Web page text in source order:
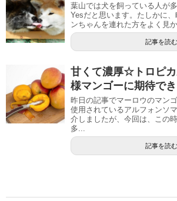
葉山では犬を飼っている人が
Yesだと思います。たしかに
ンちゃんを連れた方をよく見
記事を読む
甘くて濃厚☆トロピ
様マンゴーに期待で
昨日の記事でマーロウのマン
使用されているアルフォンソ
介しましたが、今回は、この
多...
記事を読む